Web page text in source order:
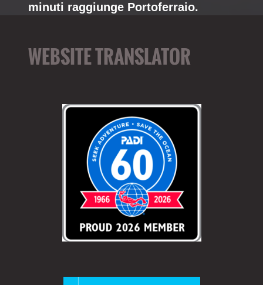
minuti raggiunge Portoferraio.
WEBSITE TRANSLATOR